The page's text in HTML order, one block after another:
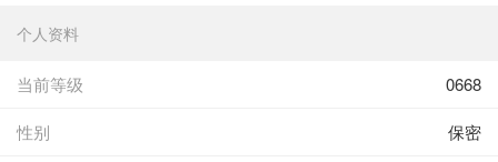
个人资料
当前等级 0668
性别 保密